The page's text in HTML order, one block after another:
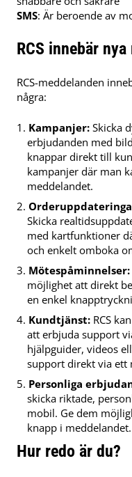
SMS: Är beroende av
RCS innebär
RCS-meddelanden
några:
Kampanjer: Skicka
erbjudanden med
knappar direkt till
kampanjer där man
meddelandet.
Skicka
med kartfunktioner
och enkelt omboka
Mötespåminnelser:
möjlighet att direkt
en enkel
Kundtjänst: RCS
att erbjuda support
hjälpguider, videos
support direkt via ett
Personliga
skicka riktade,
mobil. Ge dem
knapp i meddelandet.
Hur redo är du?